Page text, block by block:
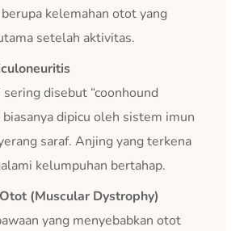
kelemahan otot yang
setelah aktivitas.
disebut “coonhound
biasanya dipicu oleh sistem imun
saraf. Anjing yang terkena
kelumpuhan bertahap.
(Muscular Dystrophy)
yang menyebabkan otot